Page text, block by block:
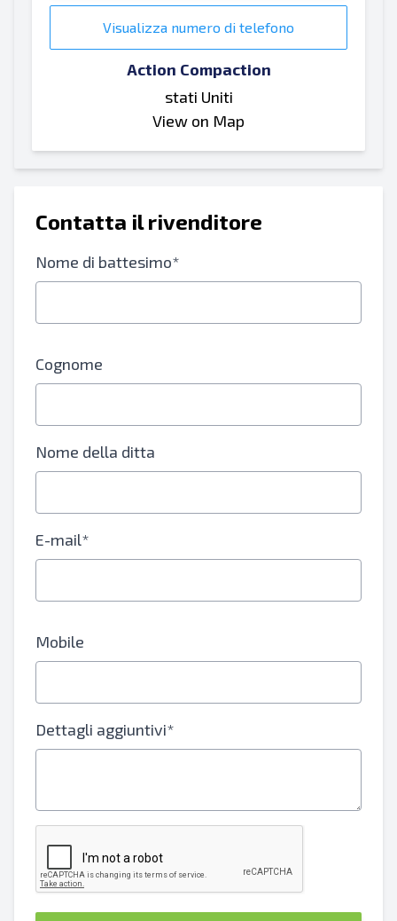
Visualizza numero di telefono
Action Compaction
stati Uniti
View on Map
Contatta il rivenditore
Nome di battesimo*
Cognome
Nome della ditta
E-mail*
Mobile
Dettagli aggiuntivi*